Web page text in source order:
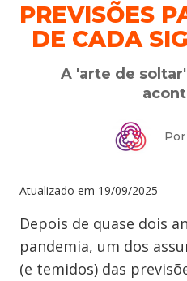
PREVISÕES
DE CADA
A 'arte de
Por
Atualizado em 19/09/2025
Depois de quase dois
pandemia, um dos
(e temidos) das